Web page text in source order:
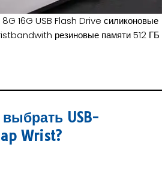
16G USB Flash Drive силиконовые
резиновые памяти 512 ГБ
USB-
Wrist?